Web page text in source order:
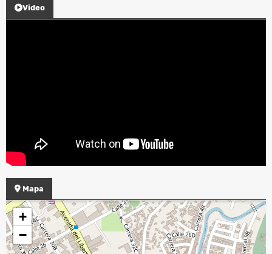
Video
Mapa
+
−